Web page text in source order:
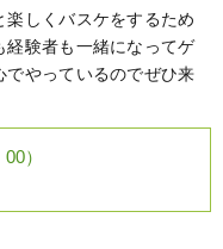
しくバスケをするため
経験者も一緒になってゲ
でやっているのでぜひ来
）